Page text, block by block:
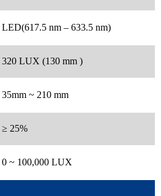
LED(617.5 nm – 633.5 nm)
320 LUX (130 mm )
35mm ~ 210 mm
≥ 25%
0 ~ 100,000 LUX